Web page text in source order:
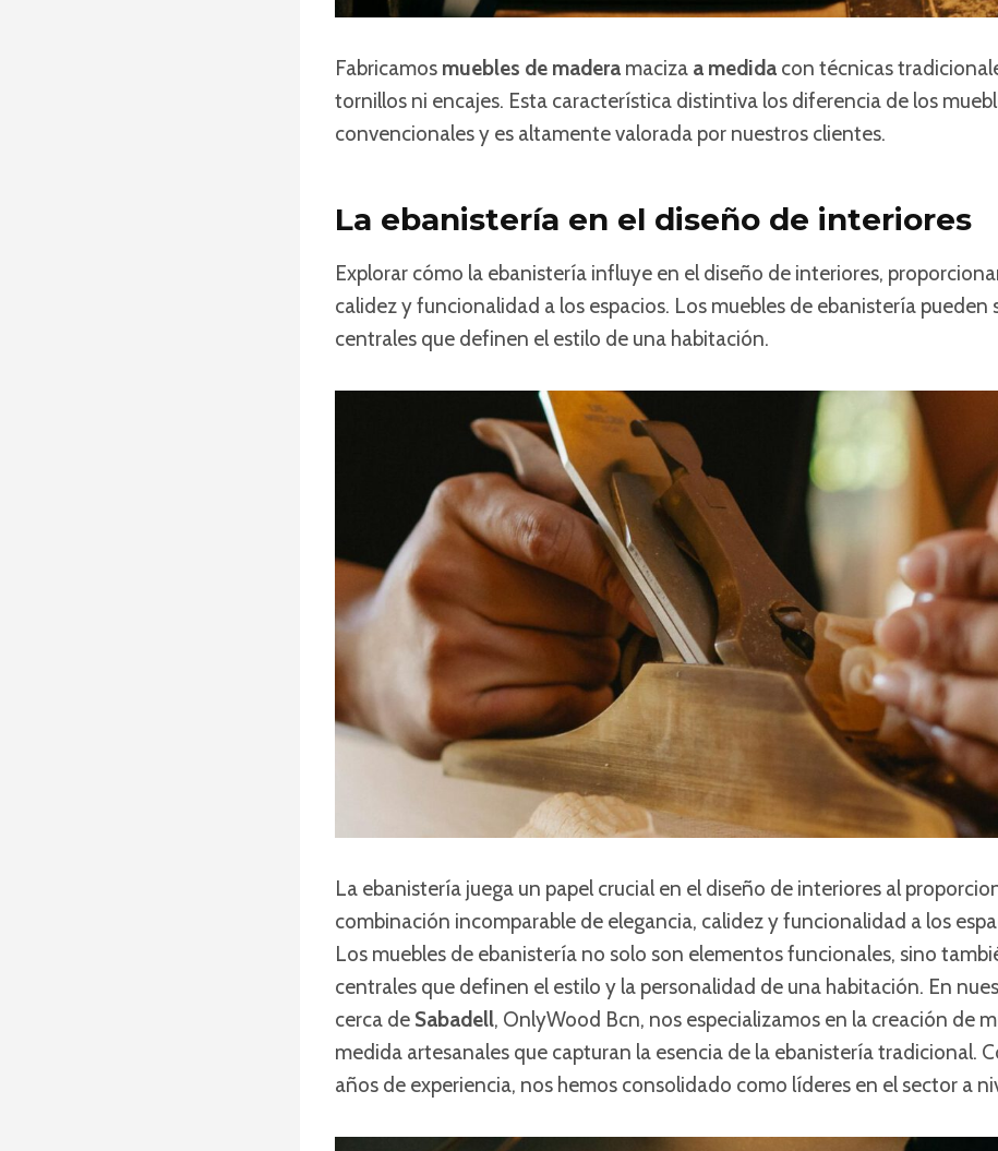
Fabricamos muebles de madera maciza a medida con técnicas
tornillos ni encajes. Esta característica distintiva los diferencia de los
convencionales y es altamente valorada por nuestros clientes.
La ebanistería en el diseño de interiores
Explorar cómo la ebanistería influye en el diseño de interiores,
calidez y funcionalidad a los espacios. Los muebles de ebanistería pueden
centrales que definen el estilo de una habitación.
La ebanistería juega un papel crucial en el diseño de interiores al
combinación incomparable de elegancia, calidez y funcionalidad a los
Los muebles de ebanistería no solo son elementos funcionales, sino
centrales que definen el estilo y la personalidad de una habitación. En
cerca de Sabadell, OnlyWood Bcn, nos especializamos en la creación de
medida artesanales que capturan la esencia de la ebanistería tradicional.
años de experiencia, nos hemos consolidado como líderes en el sector a